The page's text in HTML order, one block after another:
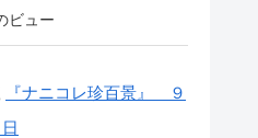
ビュー
『ナニコレ珍百景』 ９